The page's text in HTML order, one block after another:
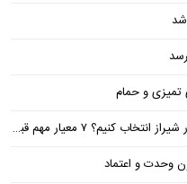
شد
مهم قبل از سفارش سایت
وحدت و اعتماد